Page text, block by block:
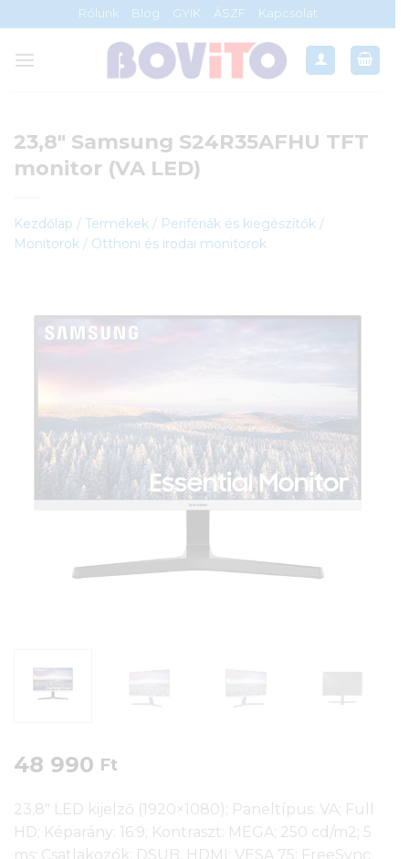
to
content
Rólunk Blog GYIK ÁSZF Kapcsolat
23,8″ Samsung S24R35AFHU TFT
monitor (VA LED)
Kezdőlap / Termékek / Perifériák és kiegészítők /
Monitorok / Otthoni és irodai monitorok
48 990 Ft
23,8″ LED kijelző (1920×1080); Paneltípus: VA; Full
HD; Képarány: 16:9; Kontraszt: MEGA; 250 cd/m2; 5
ms; Csatlakozók: DSUB, HDMI; VESA 75; FreeSync